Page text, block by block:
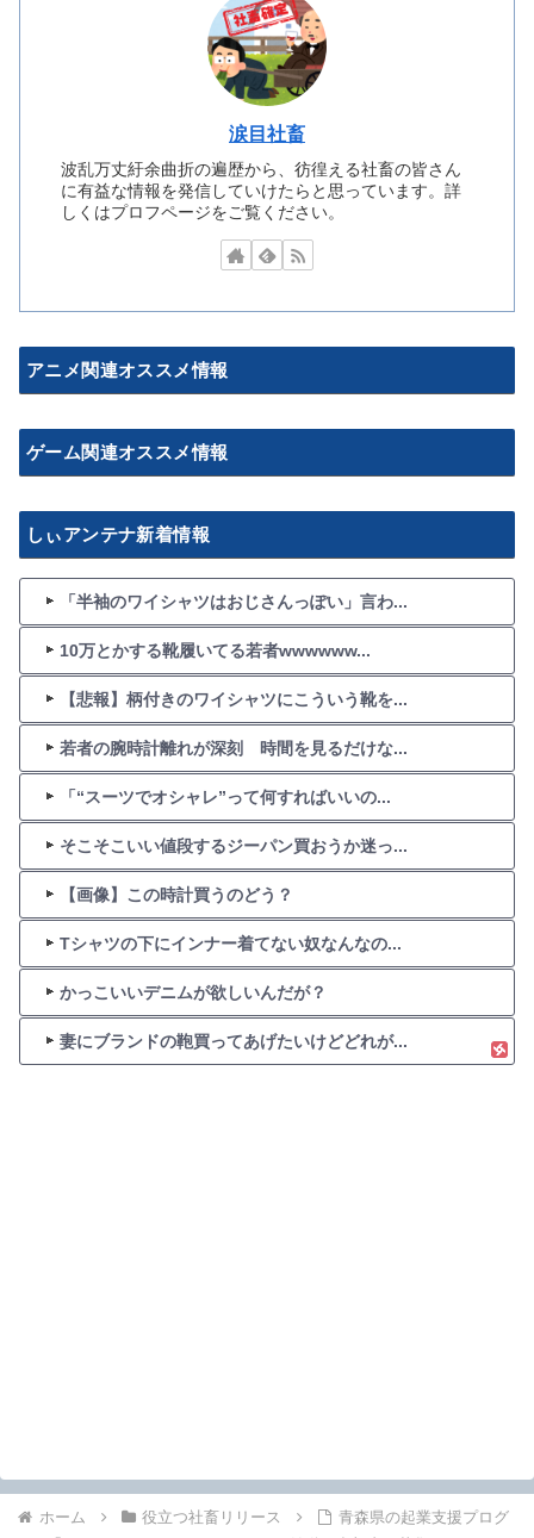
涙目社畜
波乱万丈紆余曲折の遍歴から、彷徨える社畜の皆さん
に有益な情報を発信していけたらと思っています。詳
しくはプロフページをご覧ください。
アニメ関連オススメ情報
ゲーム関連オススメ情報
しぃアンテナ新着情報
「半袖のワイシャツはおじさんっぽい」言わ...
10万とかする靴履いてる若者wwwwww...
【悲報】柄付きのワイシャツにこういう靴を...
若者の腕時計離れが深刻 時間を見るだけな...
「“スーツでオシャレ”って何すればいいの...
そこそこいい値段するジーパン買おうか迷っ...
【画像】この時計買うのどう？
Tシャツの下にインナー着てない奴なんなの...
かっこいいデニムが欲しいんだが？
妻にブランドの鞄買ってあげたいけどどれが...
ホーム 役立つ社畜リリース
青森県の起業支援プログ